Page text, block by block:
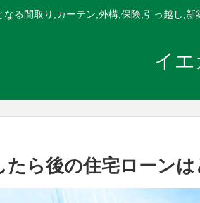
る間取り,カーテン,外構,保険,引っ越し,
イエ
ら後の住宅ローンは